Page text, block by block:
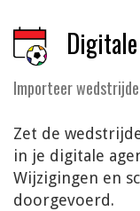
Importeer
Zet de
in je digitale
Wijzigingen en
doorgevoerd.